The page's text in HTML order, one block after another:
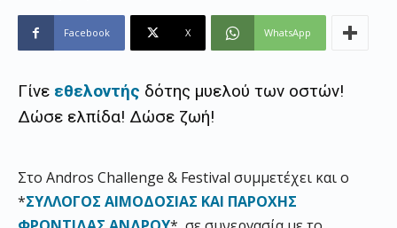
Facebook X WhatsApp
Γίνε εθελοντής δότης μυελού των οστών!
Δώσε ελπίδα! Δώσε ζωή!
Στο Andros Challenge & Festival συμμετέχει και ο
*ΣΥΛΛΟΓΟΣ ΑΙΜΟΔΟΣΙΑΣ ΚΑΙ ΠΑΡΟΧΗΣ